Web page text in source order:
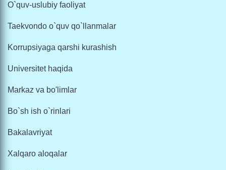
O`quv-uslubiy faoliyat
Taekvondo o`quv qo`llanmalar
Korrupsiyaga qarshi kurashish
Universitet haqida
Markaz va bo'limlar
Bo`sh ish o`rinlari
Bakalavriyat
Xalqaro aloqalar